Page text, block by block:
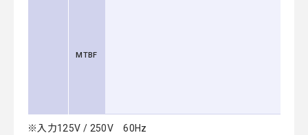
MTBF
※入力125V / 250V 60Hz